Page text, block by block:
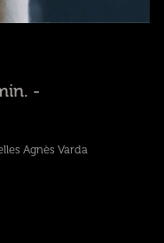
-
Agnès Varda